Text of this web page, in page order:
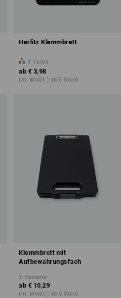
Herlitz Klemmbrett
1 Farbe
ab € 3,98
(m. MwSt.) ab 5 Stück
Klemmbrett mit
Aufbewahrungsfach
1 Variante
ab € 10,29
(m. MwSt.) ab 5 Stück